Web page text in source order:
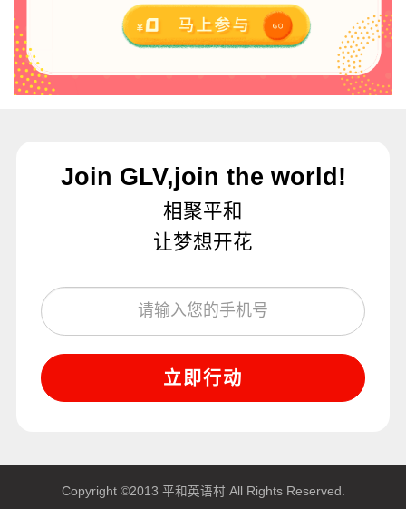
Join GLV,join the world!
相聚平和
让梦想开花
立即行动
Copyright ©2013 平和英语村 All Rights Reserved.